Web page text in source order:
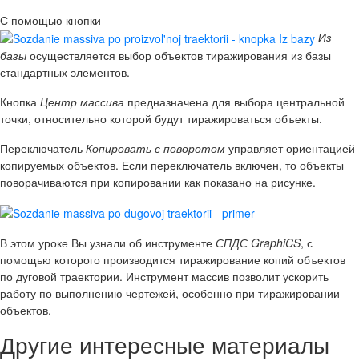
С помощью кнопки
Из
базы осуществляется выбор объектов тиражирования из базы
стандартных элементов.
Кнопка Центр массива предназначена для выбора центральной
точки, относительно которой будут тиражироваться объекты.
Переключатель Копировать с поворотом управляет ориентацией
копируемых объектов. Если переключатель включен, то объекты
поворачиваются при копировании как показано на рисунке.
В этом уроке Вы узнали об инструменте СПДС GraphiCS, с
помощью которого производится тиражирование копий объектов
по дуговой траектории. Инструмент массив позволит ускорить
работу по выполнению чертежей, особенно при тиражировании
объектов.
Другие интересные материалы